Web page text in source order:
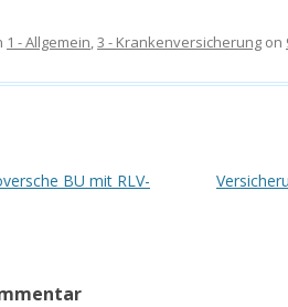
1 - Allgemein,3 - Krankenversicherung on
BU mit RLV-